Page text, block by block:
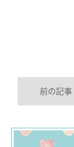
前の記事